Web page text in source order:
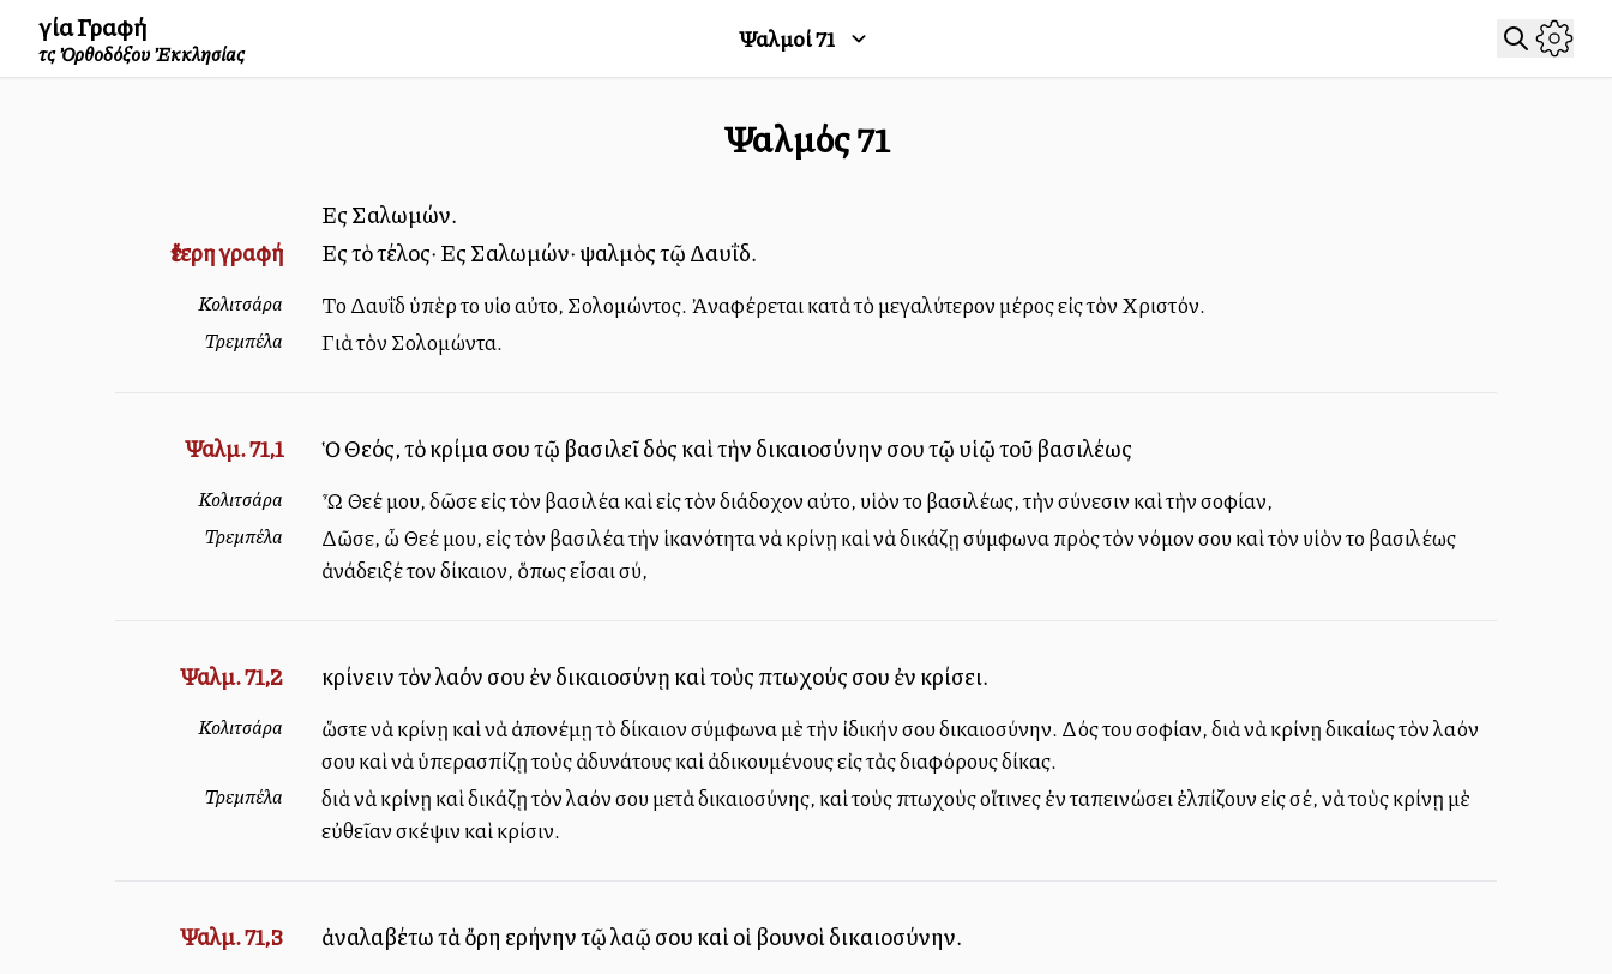
Ἁγία Γραφή
τῆς Ὀρθοδόξου Ἐκκλησίας Ψαλμοί71
Ψαλμός71
Εἰς Σαλωμών.
ἔτερη γραφή
Εἰς τὸ τέλος· Εἰς Σαλωμών· ψαλμὸς τῷ Δαυΐδ.
Κολιτσάρα Τοῦ Δαυΐδ ὑπὲρ τοῦ υἱοῦ αὐτοῦ, Σολομώντος. Ἀναφέρεται κατὰ τὸ μεγαλύτερον μέρος εἰς τὸν Χριστόν.
Τρεμπέλα Γιὰ τὸν Σολομώντα.
Ψαλμ. 71,1 Ὁ Θεός, τὸ κρίμα σου τῷ βασιλεῖ δὸς καὶ τὴν δικαιοσύνην σου τῷ υἱῷ τοῦ βασιλέως
Κολιτσάρα Ὦ Θεέ μου, δῶσε εἰς τὸν βασιλέα καὶ εἰς τὸν διάδοχον αὐτοῦ, υἱὸν τοῦ βασιλέως, τὴν σύνεσιν καὶ τὴν σοφίαν,
Τρεμπέλα
Δῶσε, ὦ Θεέ μου, εἰς τὸν βασιλέα τὴν ἱκανότητα νὰ κρίνῃ καὶ νὰ δικάζῃ σύμφωνα πρὸς τὸν νόμον σου καὶ τὸν υἱὸν τοῦ βασιλέως
ἀνάδειξέ τον δίκαιον, ὅπως εἶσαι σύ,
Ψαλμ. 71,2 κρίνειν τὸν λαόν σου ἐν δικαιοσύνῃ καὶ τοὺς πτωχούς σου ἐν κρίσει.
Κολιτσάρα
ὥστε νὰ κρίνῃ καὶ νὰ ἀπονέμῃ τὸ δίκαιον σύμφωνα μὲ τὴν ἰδικήν σου δικαιοσύνην. Δός του σοφίαν, διὰ νὰ κρίνῃ δικαίως τὸν λαόν
σου καὶ νὰ ὑπερασπίζῃ τοὺς ἀδυνάτους καὶ ἀδικουμένους εἰς τὰς διαφόρους δίκας.
Τρεμπέλα
διὰ νὰ κρίνῃ καὶ δικάζῃ τὸν λαόν σου μετὰ δικαιοσύνης, καὶ τοὺς πτωχοὺς οἵτινες ἐν ταπεινώσει ἐλπίζουν εἰς σέ, νὰ τοὺς κρίνῃ μὲ
εὐθεῖαν σκέψιν καὶ κρίσιν.
Ψαλμ. 71,3 ἀναλαβέτω τὰ ὄρη εἰρήνην τῷ λαῷ σου καὶ οἱ βουνοὶ δικαιοσύνην.